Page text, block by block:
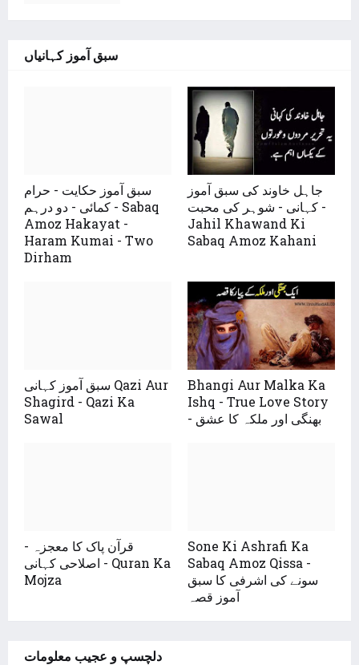
سبق آموز کہانیاں
سبق آموز حکایت - حرام
کمائی - دو درہم - Sabaq
Amoz Hakayat -
Haram Kumai - Two
Dirham
جاہل خاوند کی سبق آموز
کہانی - شوہر کی محبت -
Jahil Khawand Ki
Sabaq Amoz Kahani
سبق آموز کہانی Qazi Aur
Shagird - Qazi Ka
Sawal
Bhangi Aur Malka Ka
Ishq - True Love Story
- بھنگی اور ملکہ کا عشق
قرآن پاک کا معجزہ -
اصلاحی کہانی - Quran Ka
Mojza
Sone Ki Ashrafi Ka
Sabaq Amoz Qissa -
سونے کی اشرفی کا سبق
آموز قصہ
دلچسپ و عجیب معلومات